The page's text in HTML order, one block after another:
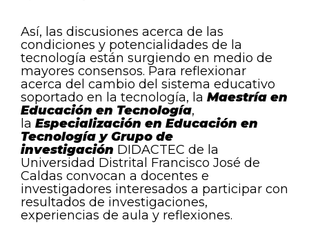
Así, las discusiones acerca de las
condiciones y potencialidades de la
tecnología están surgiendo en medio de
mayores consensos. Para reflexionar
acerca del cambio del sistema educativo
soportado en la tecnología, la Maestría en
Educación en Tecnología,
la Especialización en Educación en
Tecnología y Grupo de
investigación DIDACTEC de la
Universidad Distrital Francisco José de
Caldas convocan a docentes e
investigadores interesados a participar con
resultados de investigaciones,
experiencias de aula y reflexiones.